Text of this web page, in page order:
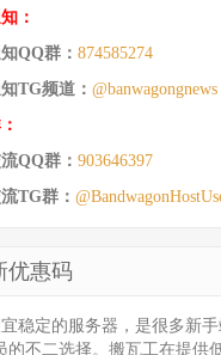
：
QQ群： 874585274
TG频道： @banwagongnews
QQ群： 903646397
TG群：
优惠码
稳定的服务器，是很多新手
的不二选择。搬瓦工在提供